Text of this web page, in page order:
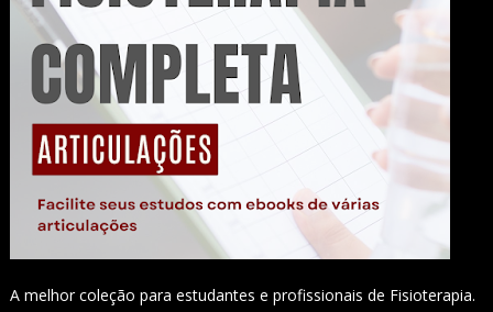
A melhor coleção para estudantes e profissionais de Fisioterapia.